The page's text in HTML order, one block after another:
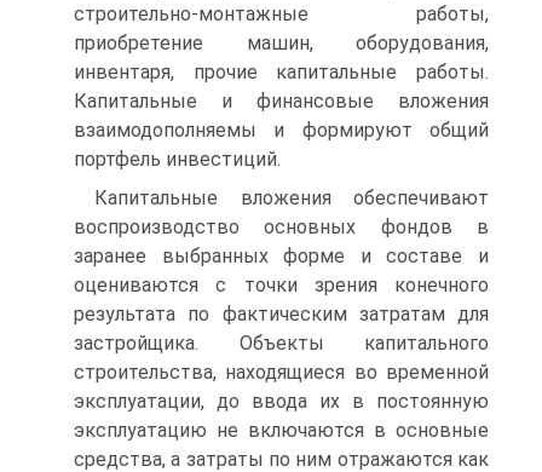
строительно-монтажные работы,
приобретение машин, оборудования,
инвентаря, прочие капитальные работы.
Капиталь­ные и финансовые вложения
взаимодополняемы и формируют об­щий
портфель инвестиций.
Капитальные вложения обеспечивают
воспроизводство основ­ных фондов в
заранее выбранных форме и составе и
оцениваются с точки зрения конечного
результата по фактическим затратам для
застройщика. Объекты капитального
строительства, находящиеся во временной
эксплуатации, до ввода их в постоянную
эксплуатацию не включаются в основные
средства, а затраты по ним отражаются как